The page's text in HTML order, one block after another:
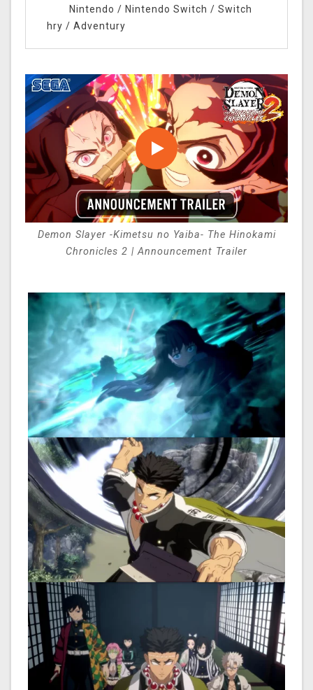
Nintendo / Nintendo Switch / Switch
hry / Adventury
Demon Slayer -Kimetsu no Yaiba- The Hinokami
Chronicles 2 | Announcement Trailer